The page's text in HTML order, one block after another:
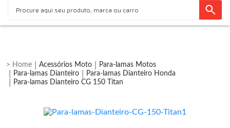
Acessórios Moto
Para-lamas Motos
Para-lamas Dianteiro
Para-lamas Dianteiro Honda
Para-lamas Dianteiro CG 150 Titan